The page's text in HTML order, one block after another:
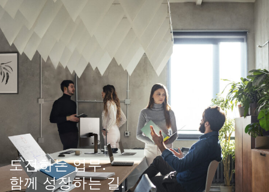
도전하는 업무.
함께 성장하는 길.